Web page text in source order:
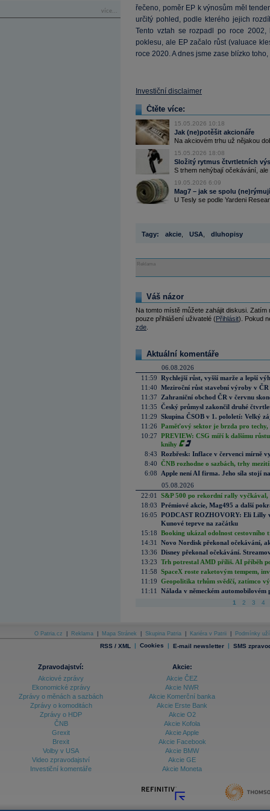
více...
řečeno, poměr EP k výnosům měl
určitý pohled, podle kterého jejich
Tento vztah se rozpadl po roce 2002,
poklesu, ale EP začalo růst (valuace
roce 2020. A dnes jsme zase blízko
Investiční disclaimer
Čtěte více:
15.05.2026 10:18
Jak (ne)potěšit akcionáře
Na akciovém trhu už nějakou
15.05.2026 18:08
Složitý rytmus čtvrtletních
S trhem nehýbají očekávání,
19.05.2026 6:09
Mag7 – jak se spolu
U Tesly se podle Yardeni
Tagy: akcie USA dluhopisy
Reklama
Váš názor
Na tomto místě můžete zahájit diskusi.
pouze přihlášení uživatelé (Přihlásit). Pokud
zde
Aktuální komentáře
06.08.2026
11:59 Rychlejší růst, vyšší marže a lepší
11:40 Meziroční růst stavební výroby v
11:37
Zahraniční obchod ČR v červnu
11:35 Český průmysl zakončil druhé
11:29 Skupina ČSOB v 1. pololetí: Velký
11:26 Paměťový sektor je brzda pro techy,
10:27 PREVIEW: CSG míří k dalšímu
knihy
8:43 Rozbřesk: Inflace v červenci mírně
8:40 ČNB rozhodne o sazbách, trhy
6:08
Apple není AI firma. Jeho síla stojí
05.08.2026
22:01
S&P 500 po rekordní rally vyčkával,
18:03 Prémiové akcie, Mag495 a další
16:05 PODCAST ROZHOVORY: Eli Lilly
Kunové teprve na začátku
15:18 Booking ukázal odolnost cestovního
14:31
Novo Nordisk překonal očekávání,
13:36 Disney překonal očekávání.
13:23 Trh potrestal AMD příliš. AI příběh
11:58 SpaceX roste raketovým tempem,
11:19 Geopolitika trhům svědčí, zatímco
11:11
Nálada v německém automobilovém
1 2 3 4
O Patria.cz Reklama Mapa Stránek Skupina Patria Kariéra v Patrii Podmínky
RSS / XML | Cookies | E-mail newsletter | SMS
Zpravodajství:
Akciové zprávy
Ekonomické zprávy
Zprávy o měnách a sazbách
Zprávy o komoditách
Zprávy o HDP
ČNB
Grexit
Brexit
Volby v USA
Video zpravodajství
Investiční komentáře
Akcie:
Akcie ČEZ
Akcie NWR
Akcie Komerční banka
Akcie Erste Bank
Akcie O2
Akcie Kofola
Akcie Apple
Akcie Facebook
Akcie BMW
Akcie GE
Akcie Moneta